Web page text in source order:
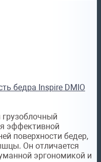
бедра Inspire DMIO
грузоблочный
эффективной
поверхности бедер,
Он отличается
эргономикой и